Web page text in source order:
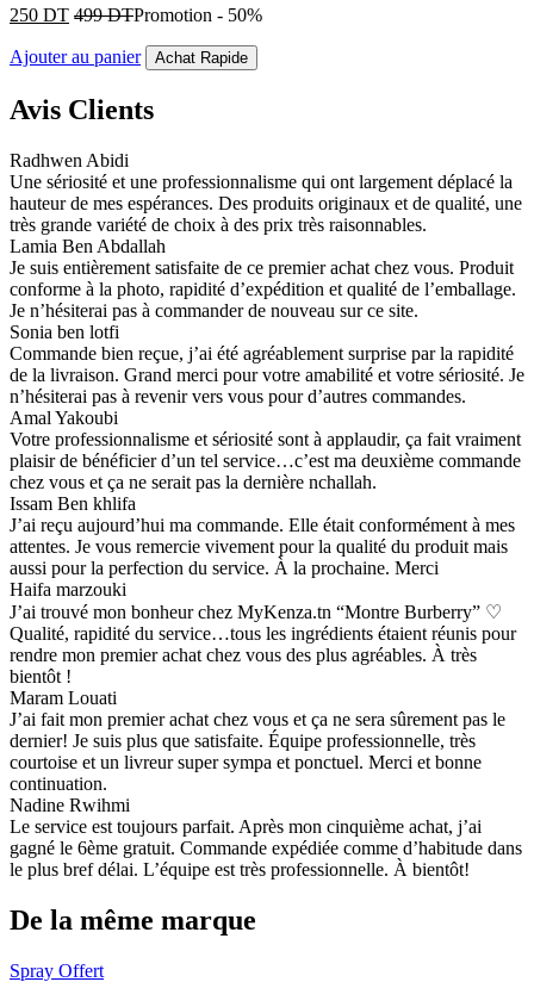
250 DT 499DTPromotion - 50%
Ajouter au panier Achat Rapide
Avis Clients
Radhwen Abidi
Une sériosité et une professionnalisme qui ont largement déplacé la
hauteur de mes espérances. Des produits originaux et de qualité, une
très grande variété de choix à des prix très raisonnables.
Lamia Ben Abdallah
Je suis entièrement satisfaite de ce premier achat chez vous. Produit
conforme à la photo, rapidité d’expédition et qualité de l’emballage.
Je n’hésiterai pas à commander de nouveau sur ce site.
Sonia ben lotfi
Commande bien reçue, j’ai été agréablement surprise par la rapidité
de la livraison. Grand merci pour votre amabilité et votre sériosité. Je
n’hésiterai pas à revenir vers vous pour d’autres commandes.
Amal Yakoubi
Votre professionnalisme et sériosité sont à applaudir, ça fait vraiment
plaisir de bénéficier d’un tel service…c’est ma deuxième commande
chez vous et ça ne serait pas la dernière nchallah.
Issam Ben khlifa
J’ai reçu aujourd’hui ma commande. Elle était conformément à mes
attentes. Je vous remercie vivement pour la qualité du produit mais
aussi pour la perfection du service. À la prochaine. Merci
Haifa marzouki
J’ai trouvé mon bonheur chez MyKenza.tn “Montre Burberry” ♡
Qualité, rapidité du service…tous les ingrédients étaient réunis pour
rendre mon premier achat chez vous des plus agréables. À très
bientôt !
Maram Louati
J’ai fait mon premier achat chez vous et ça ne sera sûrement pas le
dernier! Je suis plus que satisfaite. Équipe professionnelle, très
courtoise et un livreur super sympa et ponctuel. Merci et bonne
continuation.
Nadine Rwihmi
Le service est toujours parfait. Après mon cinquième achat, j’ai
gagné le 6ème gratuit. Commande expédiée comme d’habitude dans
le plus bref délai. L’équipe est très professionnelle. À bientôt!
De la même marque
Spray Offert